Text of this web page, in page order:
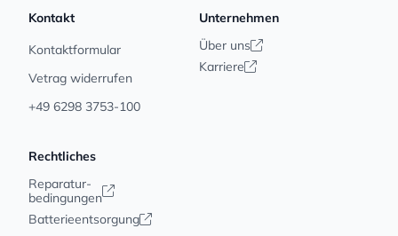
Kontakt
Kontaktformular
Vetrag widerrufen
+49 6298 3753-100
Unternehmen
Über uns
Karriere
Rechtliches
Reparatur-
bedingungen
Batterieentsorgung